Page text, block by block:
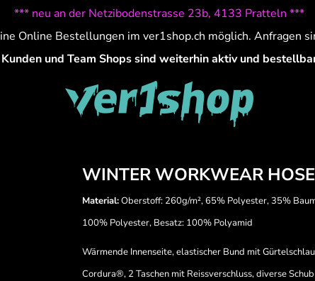
*** neu an der Netzibodenstrasse 23b, 4133 Pratteln ***
Online Bestellungen im ver1shop.ch möglich. Anfragen
Kunden und Team Shops sind weiterhin aktiv und
WINTER WORKWEAR
Material:Oberstoff: 260g/m², 65% Polyester, 35%
100% Polyester, Besatz: 100% Polyamid
Wärmende Innenseite, elastischer Bund mit
Cordura®, 2 Taschen mit Reissverschluss, diverse